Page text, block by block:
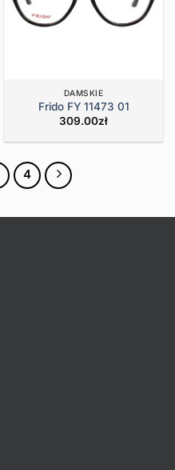
DAMSKIE
Frido FY 11473 01
309.00zł
4